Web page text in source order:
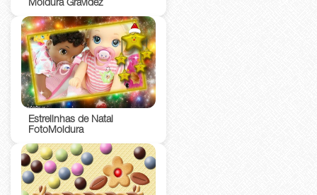
Moldura Gravidez
Estrelinhas de Natal
FotoMoldura